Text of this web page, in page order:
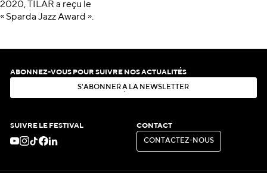
2020, TILAR a reçu le
« Sparda Jazz Award ».
ABONNEZ-VOUS POUR SUIVRE NOS ACTUALITÉS
S'ABON N ER À LA N EWSLE ER
SUIVRE LE FESTIVAL CONTACT
CON ACT EZ-N OUS
CONTACTEZ-NOUS